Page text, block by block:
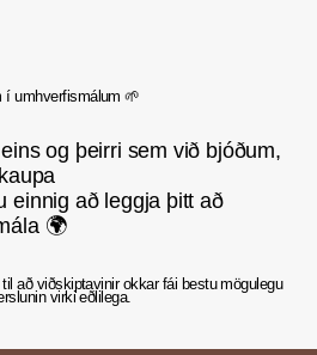
í umhverfismálum 🌱
og þeirri sem við bjóðum,
einnig að leggja þitt að
🌍
að viðskiptavinir okkar fái bestu mögulegu
virki eðlilega.